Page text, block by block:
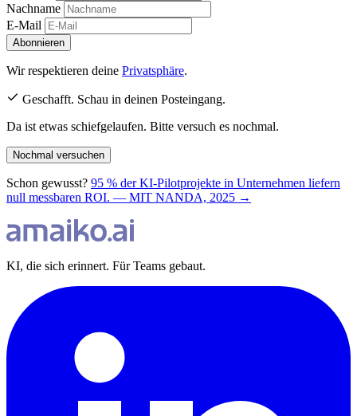
Nachname
E-Mail
Abonnieren
Wir respektieren deine Privatsphäre.
Geschafft. Schau in deinen Posteingang.
Da ist etwas schiefgelaufen. Bitte versuch es nochmal.
Nochmal versuchen
Schon gewusst? 95 % der KI-Pilotprojekte in Unternehmen liefern
null messbaren ROI. — MIT NANDA, 2025 →
KI, die sich erinnert. Für Teams gebaut.